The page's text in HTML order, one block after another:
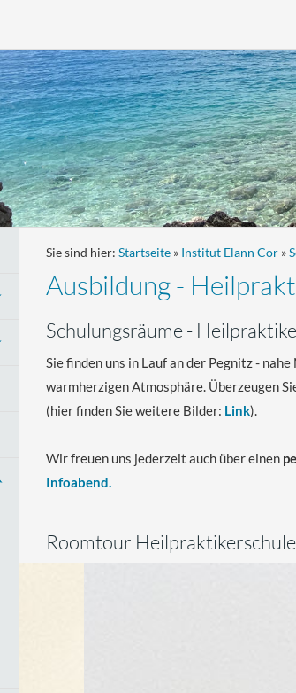
Sie sind hier: Startseite » Institut Elann Cor »
Ausbildung -
Schulungsräume -
Sie finden uns in Lauf an der Pegnitz -
warmherzigen Atmosphäre. Überzeugen
(hier finden Sie weitere Bilder: Link).
Wir freuen uns jederzeit auch über einen
Infoabend.
Roomtour